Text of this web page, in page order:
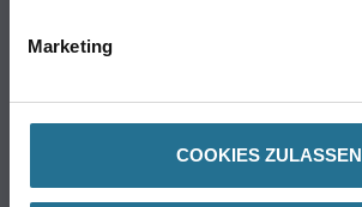
Marketing
COOKIES ZULASSEN
Wand- & Deckenbeläge
Späth Knoll GmbH